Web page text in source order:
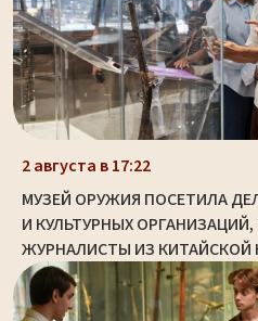
2 августа в 17:22
МУЗЕЙ ОРУЖИЯ ПОСЕТИЛА
И КУЛЬТУРНЫХ
ЖУРНАЛИСТЫ ИЗ КИТАЙСКОЙ